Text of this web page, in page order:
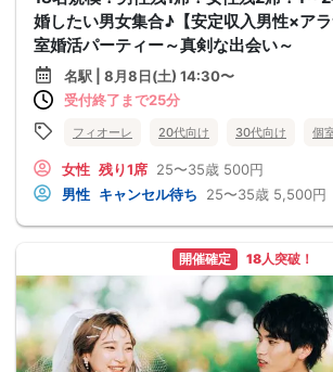
婚したい男女集合♪【安定収入男性×ア
室婚活パーティー～真剣な出会い～
名駅 | 8月8日(土) 14:30〜
受付終了まで25分
フィオーレ 20代向け 30代向け 個
女性 残り1席 25〜35歳 500円
男性 キャンセル待ち 25〜35歳 5,500円
開催確定 18人突破！